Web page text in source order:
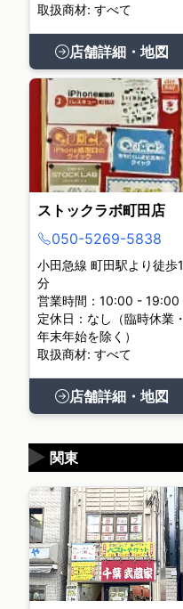
取扱商材: すべて
店舗詳細・地図
ストックラボ町田店
050-5269-5838
小田急線 町田駅より徒歩1
分
営業時間：10:00 - 19:00
定休日：なし（臨時休業・
年末年始を除く）
取扱商材: すべて
店舗詳細・地図
関東
▶